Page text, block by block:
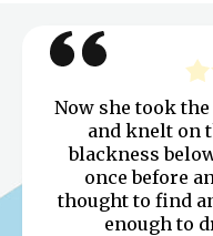
Now she took
and knelt on
blackness
once before
thought to find
enough to